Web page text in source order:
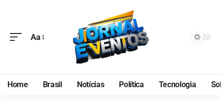
Aa
Home Brasil Notícias Política Tecnologia